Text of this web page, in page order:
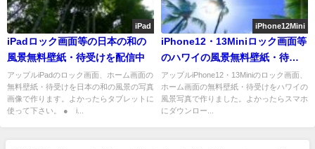
iPad
iPadロック画面等の日本の和の
風景無料壁紙・待受けを配信中
アップルiPadのロック画面、ホーム画面の
無料壁紙・待受けを日本の和の風景の写真
画像で作ります。よかったらタブレットに
使って下さい。 ● i...
iPhone12Mini
iPhone12・13Miniロック画面等
のハワイの風景無料壁紙・待受
けを配信中
アップルiPhone12・13Miniのロック画面、
ホーム画面の無料壁紙・待受けをハワイの
風景写真で作りました。よかったらスマホ
にダウンロー...